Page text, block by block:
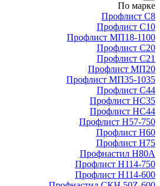
По марке
Профлист С8
Профлист С10
Профлист МП18-1100
Профлист С20
Профлист С21
Профлист МП20
Профлист МП35-1035
Профлист С44
Профлист НС35
Профлист НС44
Профлист Н57-750
Профлист Н60
Профлист Н75
Профнастил Н80А
Профлист Н114-750
Профлист Н114-600